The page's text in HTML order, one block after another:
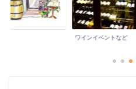
ワインイベントなど